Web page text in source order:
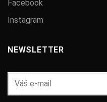
Facebook
Instagram
NEWSLETTER